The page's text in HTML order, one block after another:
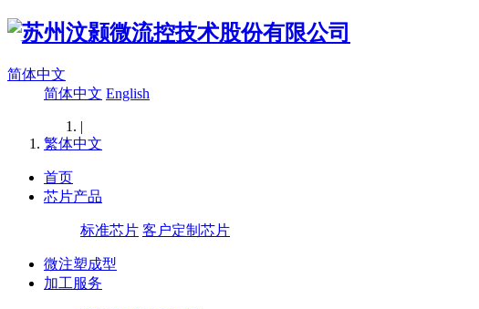
简体中文
简体中文 English
|
繁体中文
首页
芯片产品
标准芯片 客户定制芯片
微注塑成型
加工服务